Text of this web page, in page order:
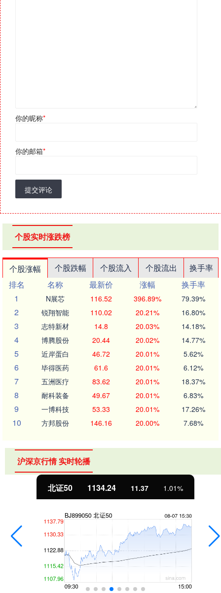
你的昵称*
你的邮箱*
提交评论
个股实时涨跌榜
个股涨幅 个股跌幅 个股流入 个股流出
换手率
排名
名称 最新价 涨幅
换手率
1
N展芯 116.52 396.89% 79.39%
2 锐翔智能 110.02 20.21% 16.80%
3 志特新材 14.8 20.03% 14.18%
4 博腾股份 20.44 20.02% 14.77%
5 近岸蛋白 46.72 20.01% 5.62%
6 毕得医药 61.6 20.01% 6.12%
7 五洲医疗 83.62 20.01% 18.37%
8 耐科装备 49.67 20.01% 6.83%
9 一博科技 53.33 20.01% 17.26%
10 方邦股份 146.16 20.00% 7.68%
沪深京行情 实时轮播
北证50 1134.24 11.37 1.01%